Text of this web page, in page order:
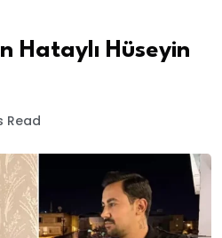
Hataylı Hüseyin
Read